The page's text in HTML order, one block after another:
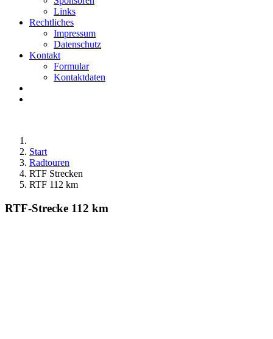
Links
Rechtliches
Impressum
Datenschutz
Kontakt
Formular
Kontaktdaten
Start
Radtouren
RTF Strecken
RTF 112 km
RTF-Strecke 112 km